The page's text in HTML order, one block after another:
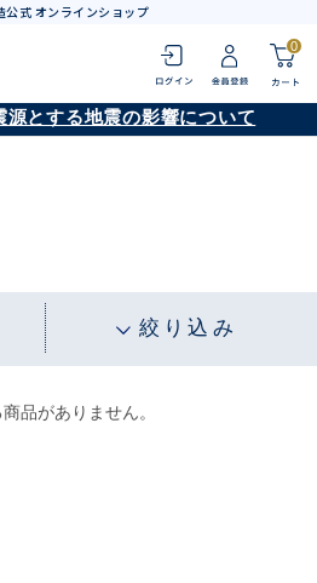
公式 オンラインショップ
0
源とする地震の影響について
絞り込み
品がありません。